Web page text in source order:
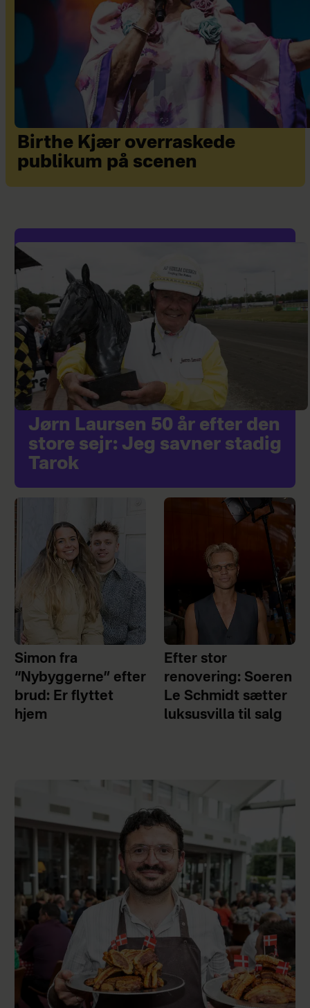
Birthe Kjær overraskede
publikum på scenen
Jørn Laursen 50 år efter den
store sejr: Jeg savner stadig
Tarok
Simon fra
“Nybyggerne” efter
brud: Er flyttet
hjem
Efter stor
renovering: Soeren
Le Schmidt sætter
luksusvilla til salg